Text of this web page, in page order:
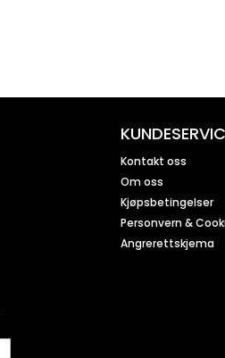
Kontakt oss
Om oss
Kjøpsbetingelser
Personvern &
Angrerettskjema